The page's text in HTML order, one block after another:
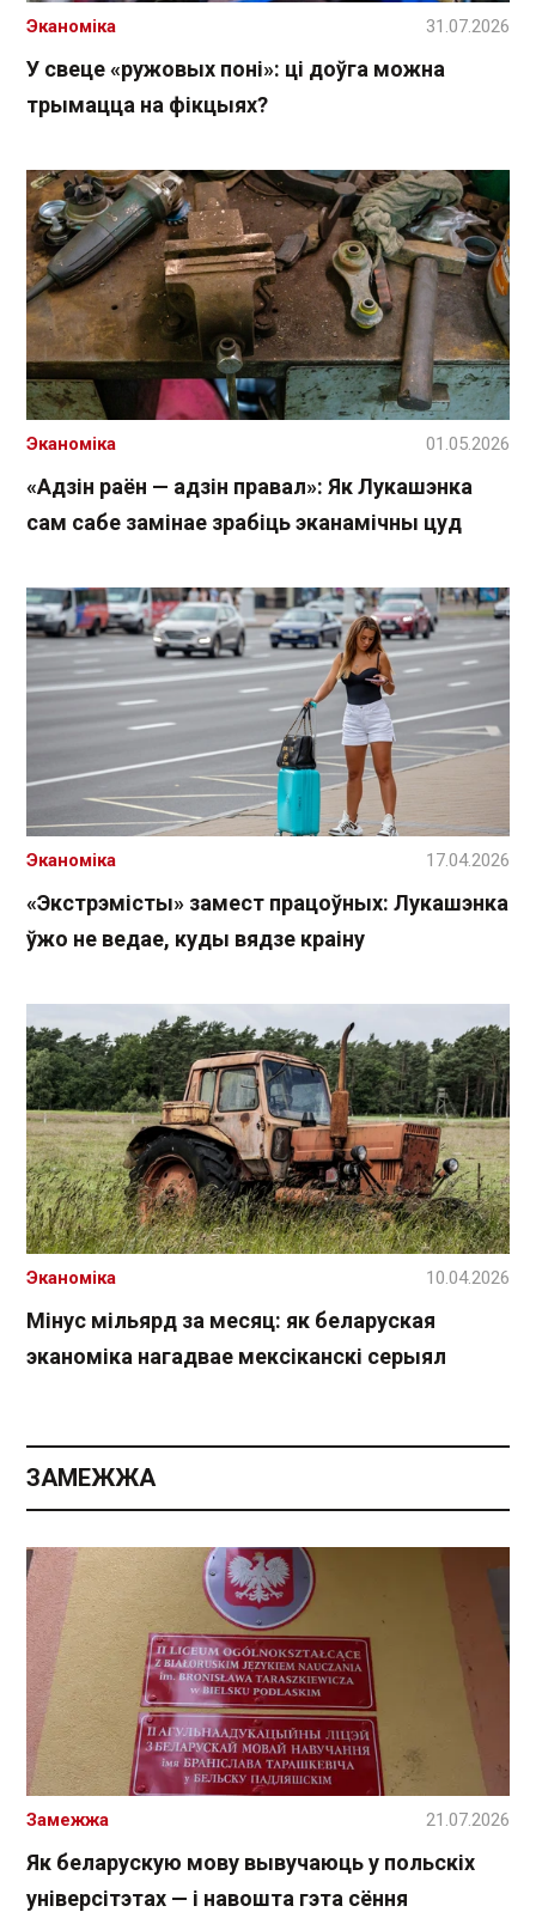
У свеце «ружовых поні»: ці доўга можна
трымацца на фікцыях?
Эканоміка 31.07.2026
«Адзін раён — адзін правал»: Як Лукашэнка
сам сабе замінае зрабіць эканамічны цуд
Эканоміка 01.05.2026
«Экстрэмісты» замест працоўных: Лукашэнка
ўжо не ведае, куды вядзе краіну
Эканоміка 17.04.2026
Мінус мільярд за месяц: як беларуская
эканоміка нагадвае мексіканскі серыял
Эканоміка 10.04.2026
ЗАМЕЖЖА
Як беларускую мову вывучаюць у польскіх
універсітэтах — і навошта гэта сёння
Замежжа 21.07.2026